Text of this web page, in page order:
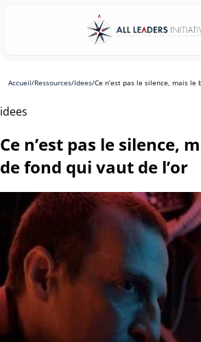
Accueil/Ressources/Idees/Ce n’est pas le silence, mais
idees
Ce n’est pas le silence,
de fond qui vaut de l’or